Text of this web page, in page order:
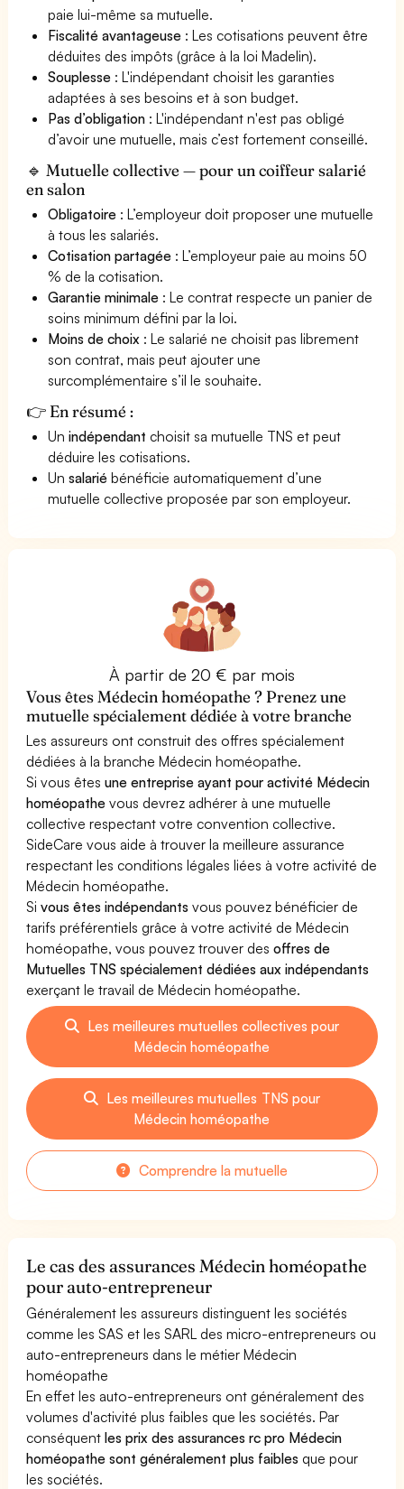
paie lui-même sa mutuelle.
Fiscalité avantageuse : Les cotisations peuvent être
déduites des impôts (grâce à la loi Madelin).
Souplesse : L'indépendant choisit les garanties
adaptées à ses besoins et à son budget.
Pas d’obligation : L'indépendant n'est pas obligé
d’avoir une mutuelle, mais c’est fortement conseillé.
🔹 Mutuelle collective — pour un coiffeur salarié
en salon
Obligatoire : L’employeur doit proposer une mutuelle
à tous les salariés.
Cotisation partagée : L’employeur paie au moins 50
% de la cotisation.
Garantie minimale : Le contrat respecte un panier de
soins minimum défini par la loi.
Moins de choix : Le salarié ne choisit pas librement
son contrat, mais peut ajouter une
surcomplémentaire s’il le souhaite.
👉 En résumé :
Unindépendant choisit sa mutuelle TNS et peut
déduire les cotisations.
Unsalarié bénéficie automatiquement d’une
mutuelle collective proposée par son employeur.
À partir de 20 € par mois
Vous êtes Médecin homéopathe ? Prenez une
mutuelle spécialement dédiée à votre branche
Les assureurs ont construit des offres spécialement
dédiées à la branche Médecin homéopathe.
Si vous êtesune entreprise ayant pour activité Médecin
homéopathe vous devrez adhérer à une mutuelle
collective respectant votre convention collective.
SideCare vous aide à trouver la meilleure assurance
respectant les conditions légales liées à votre activité de
Médecin homéopathe.
Sivous êtes indépendants vous pouvez bénéficier de
tarifs préférentiels grâce à votre activité de Médecin
homéopathe, vous pouvez trouver desoffres de
Mutuelles TNS spécialement dédiées aux indépendants
exerçant le travail de Médecin homéopathe.
Les meilleures mutuelles collectives pour
Médecin homéopathe
Les meilleures mutuelles TNS pour
Médecin homéopathe
Comprendre la mutuelle
Le cas des assurances Médecin homéopathe
pour auto-entrepreneur
Généralement les assureurs distinguent les sociétés
comme les SAS et les SARL des micro-entrepreneurs ou
auto-entrepreneurs dans le métier Médecin
homéopathe
En effet les auto-entrepreneurs ont généralement des
volumes d'activité plus faibles que les sociétés. Par
conséquentles prix des assurances rc pro Médecin
homéopathe sont généralement plus faibles que pour
les sociétés.